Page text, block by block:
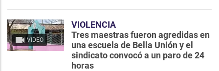
VIDEO
VIOLENCIA
Tres maestras fueron agredidas en
una escuela de Bella Unión y el
sindicato convocó a un paro de 24
horas